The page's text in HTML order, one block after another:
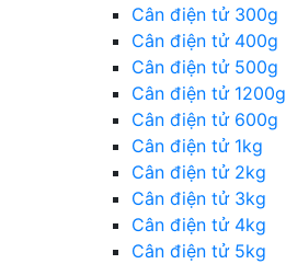
Cân điện tử 300g
Cân điện tử 400g
Cân điện tử 500g
Cân điện tử 1200g
Cân điện tử 600g
Cân điện tử 1kg
Cân điện tử 2kg
Cân điện tử 3kg
Cân điện tử 4kg
Cân điện tử 5kg